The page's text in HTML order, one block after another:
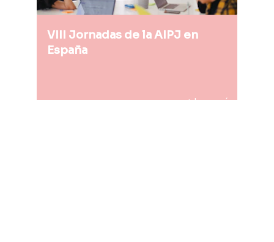
VIII Jornadas de la AIPJ en
España
+ Leer más